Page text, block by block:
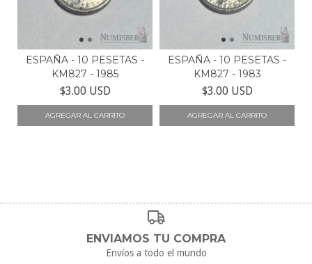
ESPAÑA - 10 PESETAS -
KM827 - 1985
$3.00 USD
ESPAÑA - 10 PESETAS -
KM827 - 1983
$3.00 USD
ENVIAMOS TU COMPRA
Envíos a todo el mundo